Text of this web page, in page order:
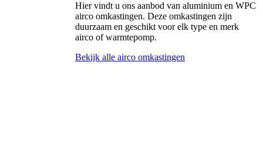
Hier vindt u ons aanbod van aluminium en WPC
airco omkastingen. Deze omkastingen zijn
duurzaam en geschikt voor elk type en merk
airco of warmtepomp.
Bekijk alle airco omkastingen